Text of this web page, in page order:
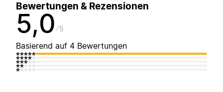
Bewertungen & Rezensionen
5,0 5
Basierend auf 4 Bewertungen